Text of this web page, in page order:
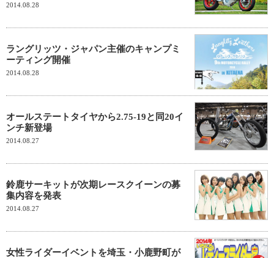
2014.08.28
ラングリッツ・ジャパン主催のキャンプミ
ーティング開催
2014.08.28
オールステートタイヤから2.75-19と同20イ
ンチ新登場
2014.08.27
鈴鹿サーキットが次期レースクイーンの募
集内容を発表
2014.08.27
女性ライダーイベントを埼玉・小鹿野町が